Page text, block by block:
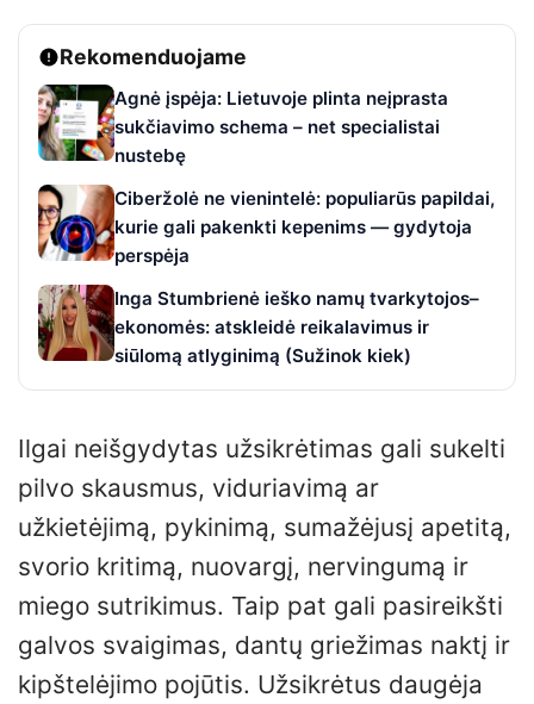
Rekomenduojame
Agnė įspėja: Lietuvoje plinta neįprasta
sukčiavimo schema – net specialistai
nustebę
Ciberžolė ne vienintelė: populiarūs papildai,
kurie gali pakenkti kepenims — gydytoja
perspėja
Inga Stumbrienė ieško namų tvarkytojos–
ekonomės: atskleidė reikalavimus ir
siūlomą atlyginimą (Sužinok kiek)
Ilgai neišgydytas užsikrėtimas gali sukelti
pilvo skausmus, viduriavimą ar
užkietėjimą, pykinimą, sumažėjusį apetitą,
svorio kritimą, nuovargį, nervingumą ir
miego sutrikimus. Taip pat gali pasireikšti
galvos svaigimas, dantų griežimas naktį ir
kipštelėjimo pojūtis. Užsikrėtus daugėja